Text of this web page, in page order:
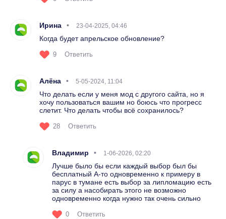
Ирина 23-04-2025, 04:46
Когда будет апрельское обновление?
9 Ответить
Алёна 5-05-2024, 11:04
Что делать если у меня мод с другого сайта, но я
хочу пользоваться вашим но боюсь что прогресс
слетит. Что делать чтобы всё сохранилось?
28 Ответить
Владимир 1-06-2026, 02:20
Лучше было бы если каждый выбор был бы
бесплатный А-то одновременно к примеру в
парус в тумане есть выбор за липломацию есть
за силу а насобирать этого не возможно
одновременно когда нужно так очень сильно
0 Ответить